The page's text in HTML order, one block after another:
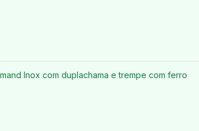
Inox com duplachama e trempe com ferro